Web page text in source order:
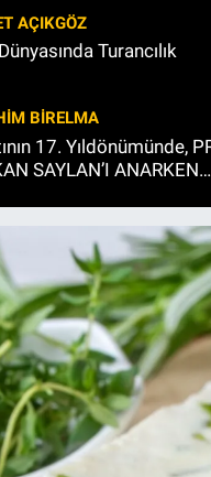
AÇIKGÖZ
Turancılık
BİRELMA
17. Yıldönümünde, PROF. DR.
SAYLAN’I ANARKEN…